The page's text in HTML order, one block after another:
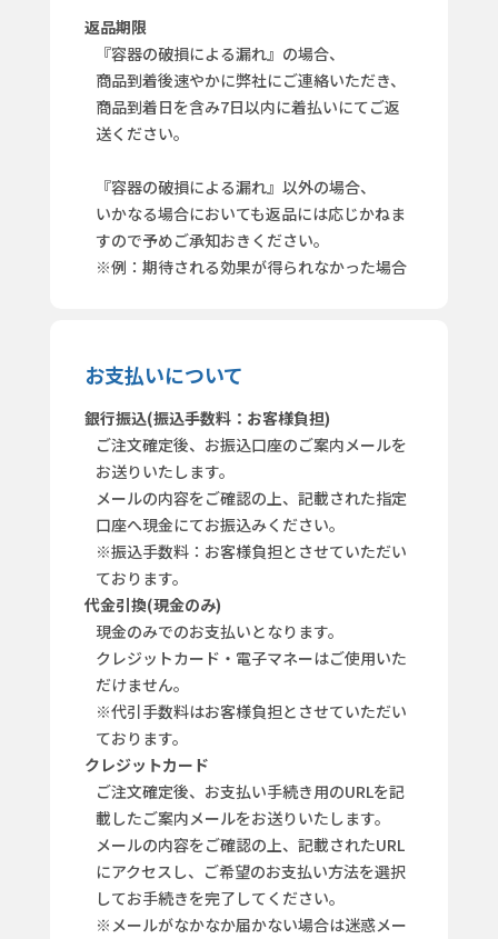
返品期限
『容器の破損による漏れ』の場合、
商品到着後速やかに弊社にご連絡いただき、
商品到着日を含み7日以内に着払いにてご返
送ください。
『容器の破損による漏れ』以外の場合、
いかなる場合においても返品には応じかねま
すので予めご承知おきください。
※例：期待される効果が得られなかった場合
お支払いについて
銀行振込(振込手数料：お客様負担)
ご注文確定後、お振込口座のご案内メールを
お送りいたします。
メールの内容をご確認の上、記載された指定
口座へ現金にてお振込みください。
※振込手数料：お客様負担とさせていただい
ております。
代金引換(現金のみ)
現金のみでのお支払いとなります。
クレジットカード・電子マネーはご使用いた
だけません。
※代引手数料はお客様負担とさせていただい
ております。
クレジットカード
ご注文確定後、お支払い手続き用のURLを記
載したご案内メールをお送りいたします。
メールの内容をご確認の上、記載されたURL
にアクセスし、ご希望のお支払い方法を選択
してお手続きを完了してください。
※メールがなかなか届かない場合は迷惑メー